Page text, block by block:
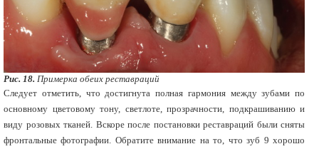
Рис. 18. Примерка обеих реставраций
Следует отметить, что достигнута полная гармония между зубами по
основному цветовому тону, светлоте, прозрачности, подкрашиванию и
виду розовых тканей. Вскоре после постановки реставраций были сняты
фронтальные фотографии. Обратите внимание на то, что зуб 9 хорошо